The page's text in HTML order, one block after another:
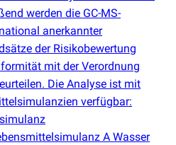
werden die GC-MS-
anerkannter
der Risikobewertung
mit der Verordnung
Die Analyse ist mit
verfügbar:
A Wasser